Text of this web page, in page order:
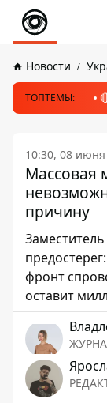
Новости
ТОПТЕМЫ:
10:30, 08 июня
Массовая
причину
фронт
оставит